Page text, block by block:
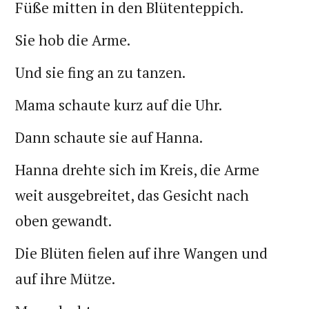
Füße mitten in den Blütenteppich.
Sie hob die Arme.
Und sie fing an zu tanzen.
Mama schaute kurz auf die Uhr.
Dann schaute sie auf Hanna.
Hanna drehte sich im Kreis, die Arme
weit ausgebreitet, das Gesicht nach
oben gewandt.
Die Blüten fielen auf ihre Wangen und
auf ihre Mütze.